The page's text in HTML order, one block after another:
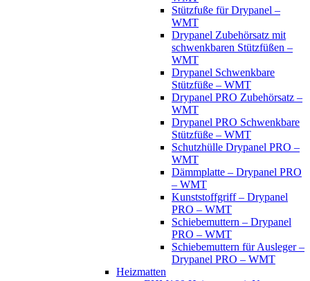
Stützfuße für Drypanel –
WMT
Drypanel Zubehörsatz mit
schwenkbaren Stützfüßen –
WMT
Drypanel Schwenkbare
Stützfüße – WMT
Drypanel PRO Zubehörsatz –
WMT
Drypanel PRO Schwenkbare
Stützfüße – WMT
Schutzhülle Drypanel PRO –
WMT
Dämmplatte – Drypanel PRO
– WMT
Kunststoffgriff – Drypanel
PRO – WMT
Schiebemuttern – Drypanel
PRO – WMT
Schiebemuttern für Ausleger –
Drypanel PRO – WMT
Heizmatten